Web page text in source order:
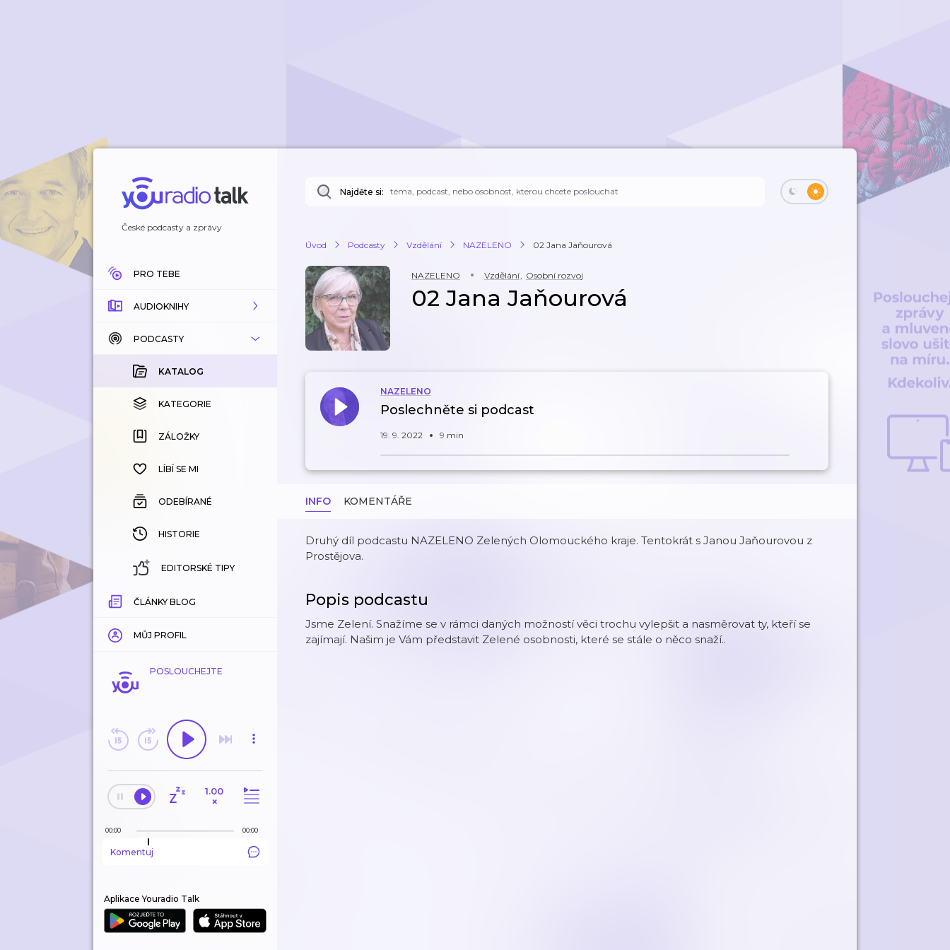
České podcasty a zprávy
PRO TEBE
AUDIOKNIHY
KATALOG
KOUPENÉ
KATEGORIE
ZÁLOŽKY
HISTORIE
PODCASTY
KATALOG
KATEGORIE
ZÁLOŽKY
LÍBÍ SE MI
ODEBÍRANÉ
HISTORIE
EDITORSKÉ TIPY
ČLÁNKY BLOG
MŮJ PROFIL
POSLOUCHEJTE
1.00
×
00:00 00:00
Komentuj
Aplikace Youradio Talk
Najděte si:
Úvod Podcasty Vzdělání NAZELENO 02 Jana Jaňourová
NAZELENO Vzdělání, Osobní rozvoj
02 Jana Jaňourová
NAZELENO
Poslechněte si podcast
19. 9. 2022 9 min
INFO KOMENTÁŘE
Druhý díl podcastu NAZELENO Zelených Olomouckého kraje. Tentokrát s Janou Jaňourovou z
Prostějova.
Popis podcastu
Jsme Zelení. Snažíme se v rámci daných možností věci trochu vylepšit a nasměrovat ty, kteří se
zajímají. Našim je Vám představit Zelené osobnosti, které se stále o něco snaží..